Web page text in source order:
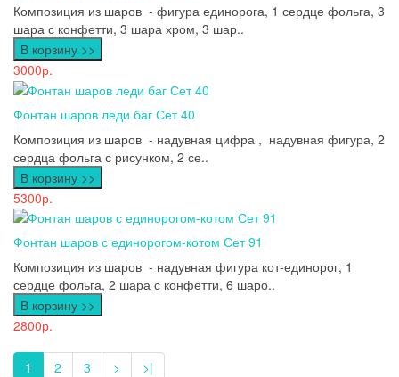
Композиция из шаров - фигура единорога, 1 сердце фольга, 3
шара с конфетти, 3 шара хром, 3 шар..
В корзину >>
3000р.
Фонтан шаров леди баг Сет 40
Композиция из шаров - надувная цифра , надувная фигура, 2
сердца фольга с рисунком, 2 се..
В корзину >>
5300р.
Фонтан шаров с единорогом-котом Сет 91
Композиция из шаров - надувная фигура кот-единорог, 1
сердце фольга, 2 шара с конфетти, 6 шаро..
В корзину >>
2800р.
1 2 3 > >|